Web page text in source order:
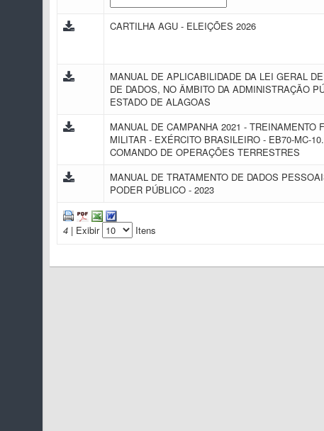
CARTILHA AGU - ELEIÇÕES 2026
MANUAL DE APLICABILIDADE DA LEI GERAL
DE DADOS, NO ÂMBITO DA ADMINISTRAÇÃO
ESTADO DE ALAGOAS
MANUAL DE CAMPANHA 2021 - TREINAMENTO
MILITAR - EXÉRCITO BRASILEIRO - EB70-MC-
COMANDO DE OPERAÇÕES TERRESTRES
MANUAL DE TRATAMENTO DE DADOS
PODER PÚBLICO - 2023
4 | Exibir Itens